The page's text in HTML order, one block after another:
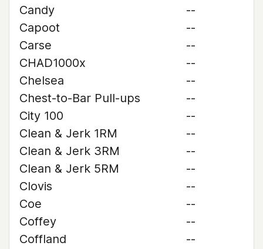
Candy
--
Capoot
--
Carse
--
CHAD1000x
--
Chelsea
--
Chest-to-Bar Pull-ups
--
City 100
--
Clean & Jerk 1RM
--
Clean & Jerk 3RM
--
Clean & Jerk 5RM
--
Clovis
--
Coe
--
Coffey
--
Coffland
--